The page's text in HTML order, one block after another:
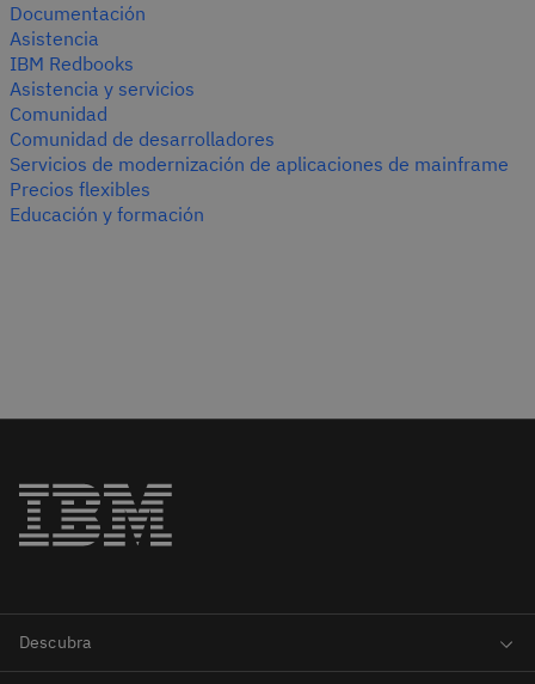
Documentación
Asistencia
IBM Redbooks
Asistencia y servicios
Comunidad
Comunidad de desarrolladores
Servicios de modernización de aplicaciones de mainframe
Precios flexibles
Educación y formación